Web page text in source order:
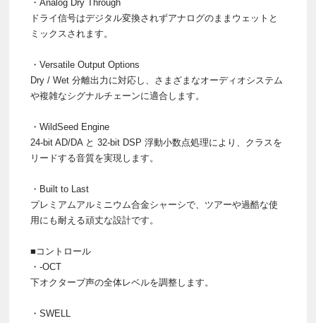
・Analog Dry Through
ドライ信号はデジタル変換されずアナログのままウェットと
ミックスされます。
・Versatile Output Options
Dry / Wet 分離出力に対応し、さまざまなオーディオシステム
や複雑なシグナルチェーンに適合します。
・WildSeed Engine
24-bit AD/DA と 32-bit DSP 浮動小数点処理により、クラスを
リードする音質を実現します。
・Built to Last
プレミアムアルミニウム合金シャーシで、ツアーや過酷な使
用にも耐える頑丈な設計です。
■コントロール
・-OCT
下オクターブ声の全体レベルを調整します。
・SWELL